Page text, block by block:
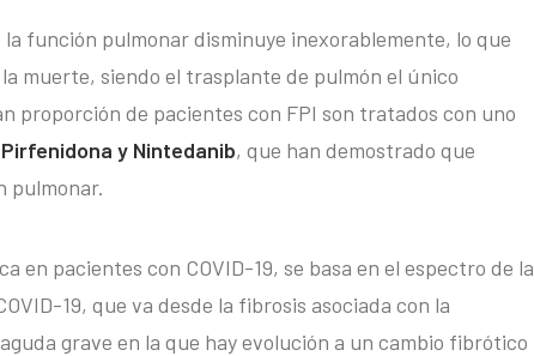
función pulmonar disminuye inexorablemente, lo que
muerte, siendo el trasplante de pulmón el único
proporción de pacientes con FPI son tratados con uno
Pirfenidona y Nintedanib, que han demostrado que
pulmonar.
pacientes con COVID-19, se basa en el espectro de la
19, que va desde la fibrosis asociada con la
grave en la que hay evolución a un cambio fibrótico